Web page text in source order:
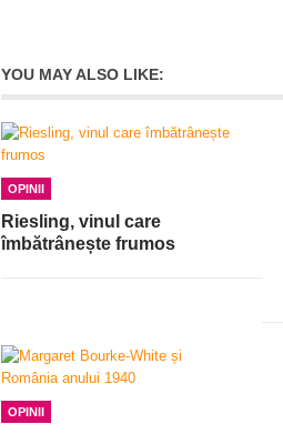
YOU MAY ALSO LIKE:
OPINII
Riesling, vinul care
îmbătrânește frumos
OPINII